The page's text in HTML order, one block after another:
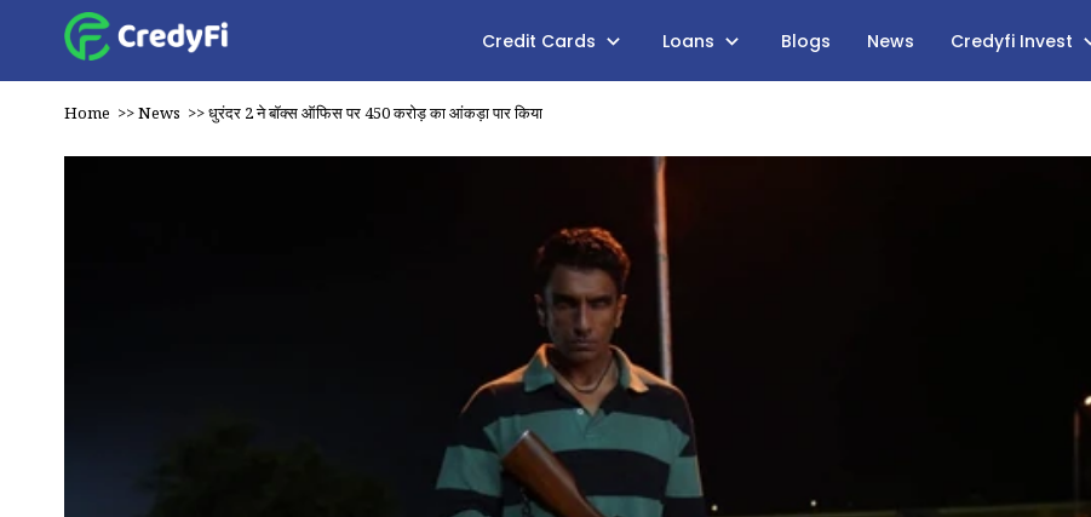
Credit Cards Loans Blogs News Credyfi Invest
Home >>News >>धुरंदर 2 ने बॉक्स ऑफिस पर ₹450 करोड़ का आंकड़ा पार किया